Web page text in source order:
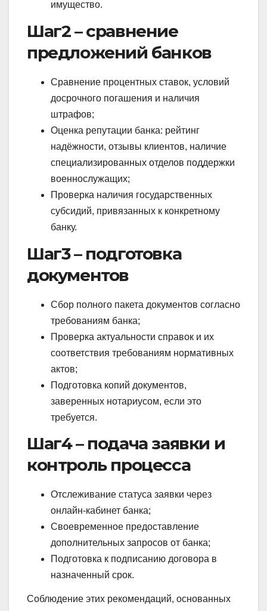
имущество.
Шаг2 – сравнение
предложений банков
Сравнение процентных ставок, условий
досрочного погашения и наличия
штрафов;
Оценка репутации банка: рейтинг
надёжности, отзывы клиентов, наличие
специализированных отделов поддержки
военнослужащих;
Проверка наличия государственных
субсидий, привязанных к конкретному
банку.
Шаг3 – подготовка
документов
Сбор полного пакета документов согласно
требованиям банка;
Проверка актуальности справок и их
соответствия требованиям нормативных
актов;
Подготовка копий документов,
заверенных нотариусом, если это
требуется.
Шаг4 – подача заявки и
контроль процесса
Отслеживание статуса заявки через
онлайн‑кабинет банка;
Своевременное предоставление
дополнительных запросов от банка;
Подготовка к подписанию договора в
назначенный срок.
Соблюдение этих рекомендаций, основанных